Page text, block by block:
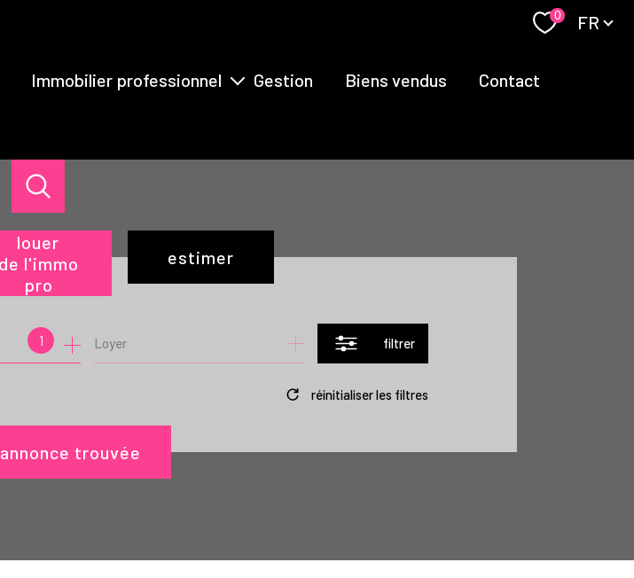
0 FR
Immobilier professionnel
Locations
Gestion Biens vendus Contact
louer
de l'immo
pro
à l'année
de l'immo pro
estimer
1 Loyer filtrer
trouvée
réinitialiser les filtres